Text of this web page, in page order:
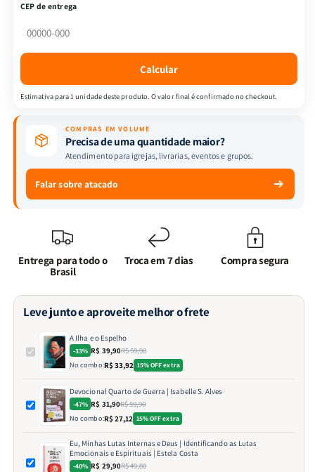
Espelho
CEP de entrega
Calcular
Estimativa para 1 unidade deste produto. O valor final é confirmado no checkout.
COMPRAS EM VOLUME
Precisa de uma quantidade maior?
Atendimento para igrejas, livrarias, eventos e grupos.
Falar sobre atacado
Entrega para todo o
Brasil
Troca em 7 dias Compra segura
Leve junto e aproveite melhor o frete
A Ilha e o Espelho
-33% R$ 39,90R$ 59,90
No combo:R$ 33,92 15% OFF extra
Devocional Quarto de Guerra | Isabelle S. Alves
-47% R$ 31,90R$ 59,90
No combo:R$ 27,12 15% OFF extra
Eu, Minhas Lutas Internas e Deus | Identificando as Lutas
Emocionais e Espirituais | Estela Costa
-40% R$ 29,90R$ 49,80